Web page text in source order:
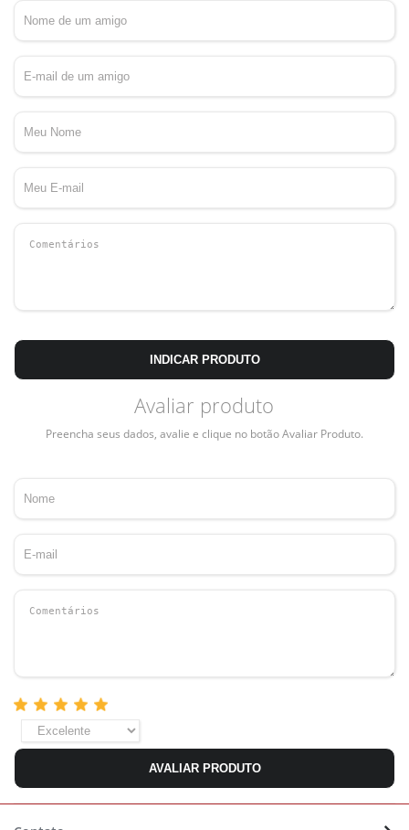
INDICAR PRODUTO
Avaliar produto
Preencha seus dados, avalie e clique no botão Avaliar Produto.
AVALIAR PRODUTO